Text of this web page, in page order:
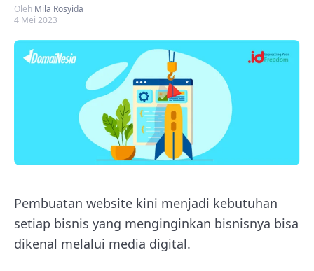
Oleh Mila Rosyida
4 Mei 2023
Pembuatan website kini menjadi kebutuhan
setiap bisnis yang menginginkan bisnisnya bisa
dikenal melalui media digital.